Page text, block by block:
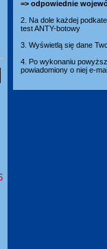
=> odpowiednie
2. Na dole każdej
test ANTY-botowy
3. Wyświetlą się dane
4. Po wykonaniu
powiadomiony o niej e-